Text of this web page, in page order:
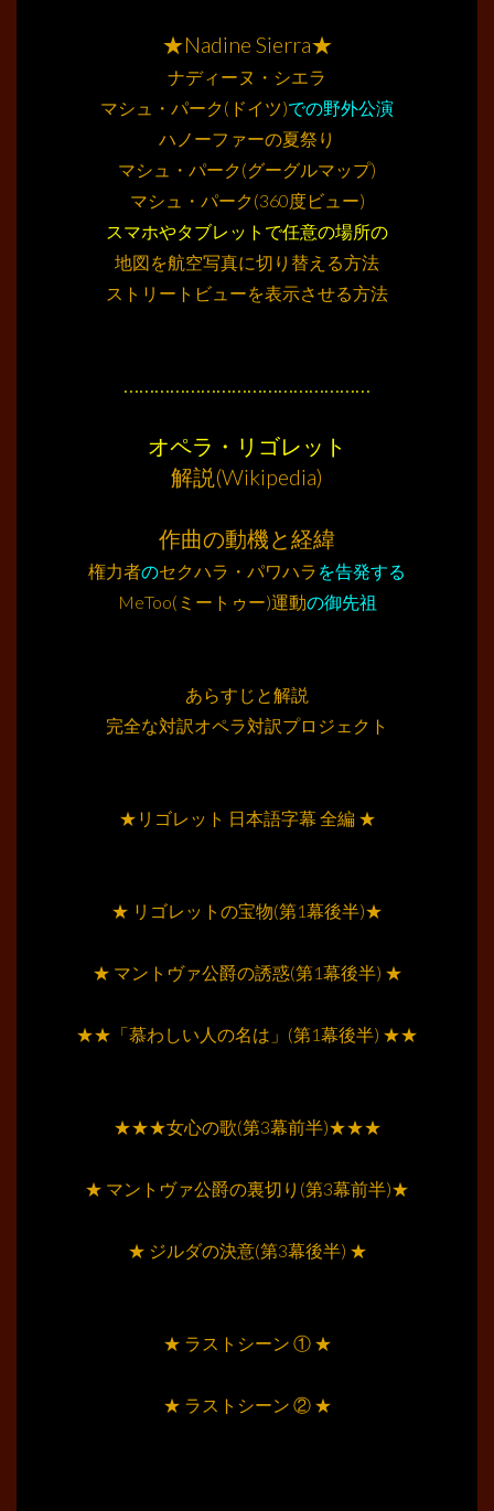
★Nadine Sierra★
ナディーヌ・シエラ
マシュ・パーク(ドイツ)での野外公演
ハノーファーの夏祭り
マシュ・パーク(グーグルマップ)
マシュ・パーク(360度ビュー)
スマホやタブレットで任意の場所の
地図を航空写真に切り替える方法
ストリートビューを表示させる方法
オペラ・リゴレット
解説(Wikipedia)
作曲の動機と経緯
権力者のセクハラ・パワハラ を告発する
MeToo(ミートゥー)運動の御先祖
あらすじと解説
完全な対訳オペラ対訳プロジェクト
★リゴレット 日本語字幕 全編 ★
★ リゴレットの宝物(第1幕後半)★
★ マントヴァ公爵の誘惑(第1幕後半) ★
★★「慕わしい人の名は」(第1幕後半) ★★
★★★女心の歌(第3幕前半)★★★
★ マントヴァ公爵の裏切り(第3幕前半)★
★ ジルダの決意(第3幕後半) ★
★ ラストシーン ① ★
★ ラストシーン ② ★